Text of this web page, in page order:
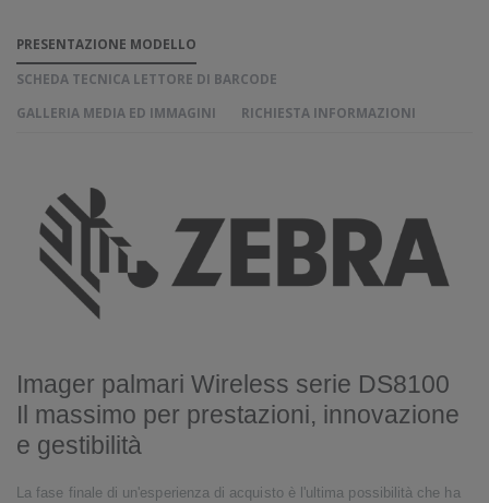
PRESENTAZIONE MODELLO
SCHEDA TECNICA LETTORE DI BARCODE
GALLERIA MEDIA ED IMMAGINI
RICHIESTA INFORMAZIONI
Imager palmari Wireless serie DS8100
Il massimo per prestazioni, innovazione
e gestibilità
La fase finale di un'esperienza di acquisto è l'ultima possibilità che ha